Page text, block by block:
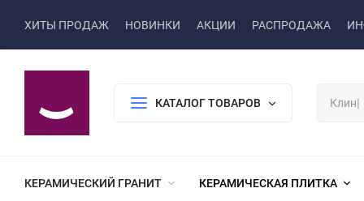
ХИТЫ ПРОДАЖ НОВИНКИ АКЦИИ РАСПРОДАЖА
КАТАЛОГ ТОВАРОВ
КЕРАМИЧЕСКИЙ ГРАНИТ КЕРАМИЧЕСКАЯ ПЛИТКА